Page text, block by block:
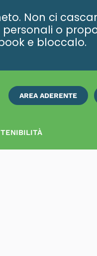
Non ci
o
e bloccalo.
AREA ADERENTE